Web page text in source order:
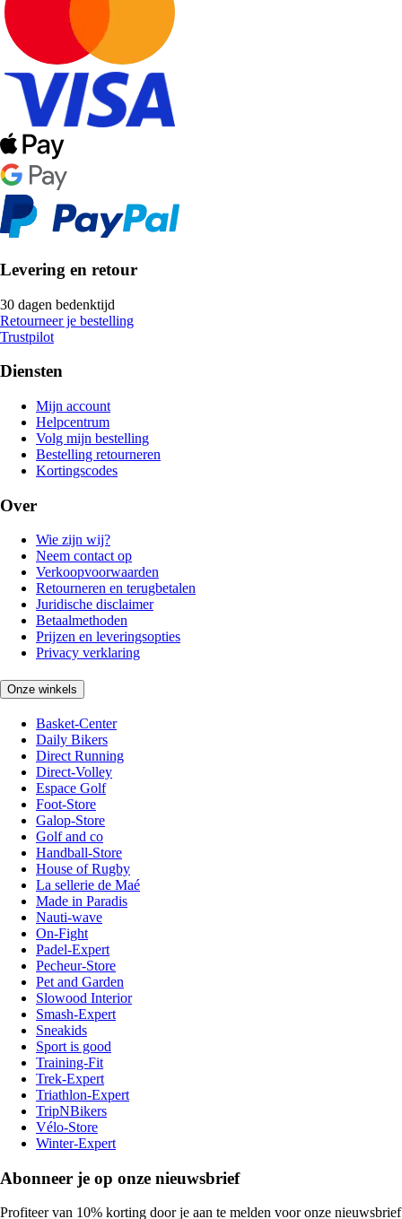
Levering en retour
30 dagen bedenktijd
Retourneer je bestelling
Trustpilot
Diensten
Mijn account
Helpcentrum
Volg mijn bestelling
Bestelling retourneren
Kortingscodes
Over
Wie zijn wij?
Neem contact op
Verkoopvoorwaarden
Retourneren en terugbetalen
Juridische disclaimer
Betaalmethoden
Prijzen en leveringsopties
Privacy verklaring
Onze winkels
Basket-Center
Daily Bikers
Direct Running
Direct-Volley
Espace Golf
Foot-Store
Galop-Store
Golf and co
Handball-Store
House of Rugby
La sellerie de Maé
Made in Paradis
Nauti-wave
On-Fight
Padel-Expert
Pecheur-Store
Pet and Garden
Slowood Interior
Smash-Expert
Sneakids
Sport is good
Training-Fit
Trek-Expert
Triathlon-Expert
TripNBikers
Vélo-Store
Winter-Expert
Abonneer je op onze nieuwsbrief
Profiteer van 10% korting door je aan te melden voor onze nieuwsbrief